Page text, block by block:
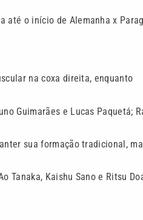
até o início de Alemanha x
na coxa direita, enquanto
Guimarães e Lucas Paquetá;
sua formação tradicional,
Tanaka, Kaishu Sano e Ritsu